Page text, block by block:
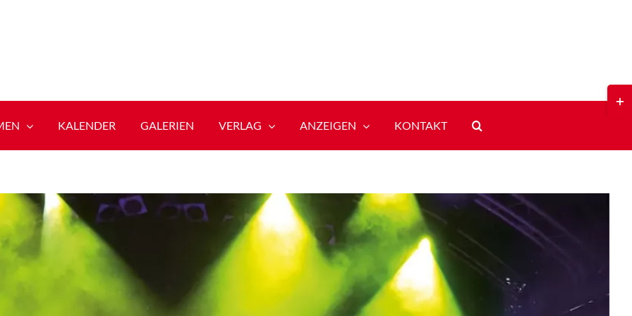
KALENDER GALERIEN VERLAG ANZEIGEN KONTAKT